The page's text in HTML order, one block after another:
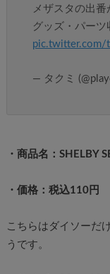
メザスタの出
グッズ・パー
pic.twitter.com/
— タクミ
・商品名：SHELBY
・価格：税込110円
こちらはダイソーだ
うです。